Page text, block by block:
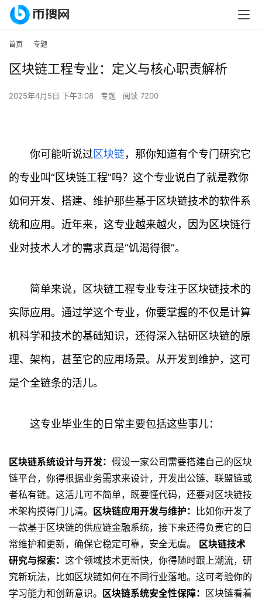
首页 专题
区块链工程专业：定义与核心职责解析
2025年4月5日 下午3:08 专题 阅读 7200
你可能听说过区块链，那你知道有个专门研究它
的专业叫“区块链工程”吗？这个专业说白了就是教你
如何开发、搭建、维护那些基于区块链技术的软件系
统和应用。近年来，这专业越来越火，因为区块链行
业对技术人才的需求真是“饥渴得很”。
简单来说，区块链工程专业专注于区块链技术的
实际应用。通过学这个专业，你要掌握的不仅是计算
机科学和技术的基础知识，还得深入钻研区块链的原
理、架构，甚至它的应用场景。从开发到维护，这可
是个全链条的活儿。
这专业毕业生的日常主要包括这些事儿：
区块链系统设计与开发： 假设一家公司需要搭建自己的区块
链平台，你得根据业务需求来设计，开发出公链、联盟链或
者私有链。这活儿可不简单，既要懂代码，还要对区块链技
术架构摸得门儿清。
区块链应用开发与维护：
比如你开发了
一款基于区块链的供应链金融系统，接下来还得负责它的日
常维护和更新，确保它稳定可靠，安全无虞。
区块链技术
研究与探索： 这个领域技术更新快，你得随时跟上潮流，研
究新玩法，比如区块链如何在不同行业落地。这可考验你的
学习能力和创新意识。
区块链系统安全性保障： 区块链看着